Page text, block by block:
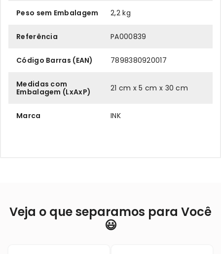
Peso sem Embalagem 2,2 kg
Referência PA000839
Código Barras (EAN) 7898380920017
Medidas com
Embalagem (LxAxP)
21 cm x 5 cm x 30 cm
Marca INK
Veja o que separamos para Você
😃